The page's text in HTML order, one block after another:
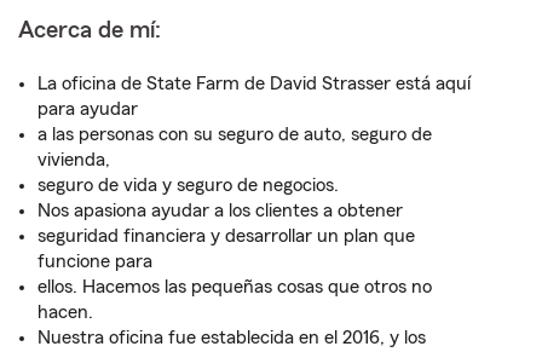
Acerca de mí:
La oficina de State Farm de David Strasser está aquí
para ayudar
a las personas con su seguro de auto, seguro de
vivienda,
seguro de vida y seguro de negocios.
Nos apasiona ayudar a los clientes a obtener
seguridad financiera y desarrollar un plan que
funcione para
ellos. Hacemos las pequeñas cosas que otros no
hacen.
Nuestra oficina fue establecida en el 2016, y los